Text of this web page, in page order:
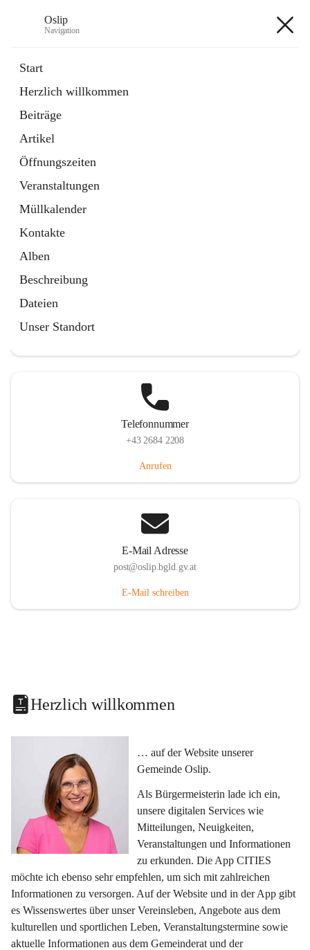
Oslip
Navigation
Start
Herzlich willkommen
Beiträge
Artikel
Öffnungszeiten
Veranstaltungen
Müllkalender
Kontakte
Alben
Beschreibung
Dateien
Unser Standort
Externe Webseite
in
Tab
Bundeskanzleramt Österreich
Externe Webseite
öffnet
in
neuem
Tab
Telefonnummer
+43 2684 2208
Anrufen
E-Mail Adresse
post@oslip.bgld.gv.at
E-Mail schreiben
Herzlich willkommen
… auf der Website unserer
Gemeinde Oslip.
Als Bürgermeisterin lade ich ein,
unsere digitalen Services wie
Mitteilungen, Neuigkeiten,
Veranstaltungen und Informationen
zu erkunden. Die App CITIES
möchte ich ebenso sehr empfehlen, um sich mit zahlreichen
Informationen zu versorgen. Auf der Website und in der App gibt
es Wissenswertes über unser Vereinsleben, Angebote aus dem
kulturellen und sportlichen Leben, Veranstaltungstermine sowie
aktuelle Informationen aus dem Gemeinderat und der